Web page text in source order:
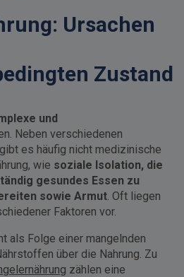
Ursachen
Zustand
und
Neben verschiedenen
es häufig nicht medizinische
wie soziale Isolation, die
gesundes Essen zu
sowie Armut. Oft liegen
Faktoren vor.
als Folge einer mangelnden
über die Nahrung. Zu
zählen eine